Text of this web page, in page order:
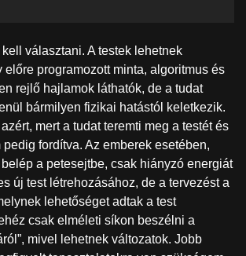
választani. A testek lehetnek
előre programozott minta, algoritmus és
rejlő hajlamok láthatók, de a tudat
bármilyen fizikai hatástól keletkezik.
mert a tudat teremti meg a testét és
fordítva. Az emberek esetében,
a petesejtbe, csak hiányzó energiát
új test létrehozásához, de a tervezést a
lehetőséget adtak a test
csak elméleti síkon beszélni a
mivel lehetnek változatok. Jobb